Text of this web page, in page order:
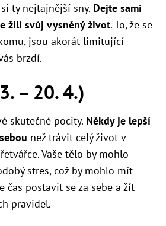
ty nejtajnější sny. Dejte sami
žili svůj vysněný život. To, že se
jsou akorát limitující
brzdí.
– 20. 4.)
skutečné pocity. Někdy je lepší
než trávit celý život v
Vaše tělo by mohlo
stres, což by mohlo mít
čas postavit se za sebe a žít
pravidel.